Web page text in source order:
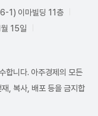
1) 이마빌딩 11층
15일
합니다. 아주경제의 모든
, 복사, 배포 등을 금지합